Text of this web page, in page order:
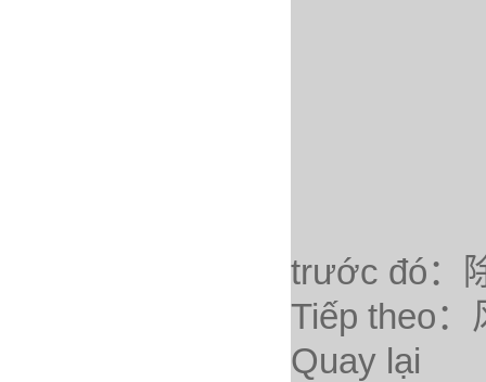
trước đó：
Tiếp theo：
Quay lại